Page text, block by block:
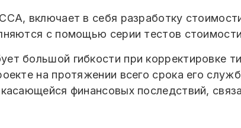
включает в себя разработку
с помощью серии тестов
большой гибкости при корректировке
на протяжении всего срока его
финансовых последствий,